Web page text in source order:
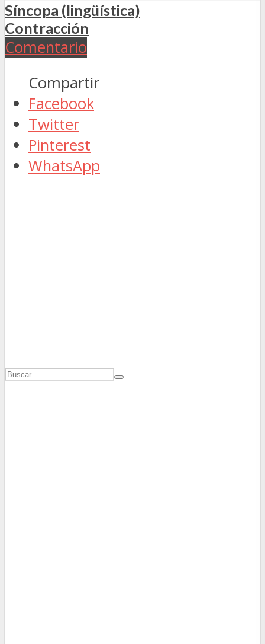
Síncopa (lingüística)
Contracción
Comentario
Compartir
Facebook
Twitter
Pinterest
WhatsApp